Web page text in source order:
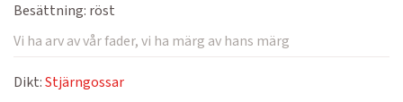
Besättning: röst
Vi ha arv av vår fader, vi ha märg av hans märg
Dikt:Stjärngossar